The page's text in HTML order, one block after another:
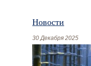
Новости
30 Декабря 2025